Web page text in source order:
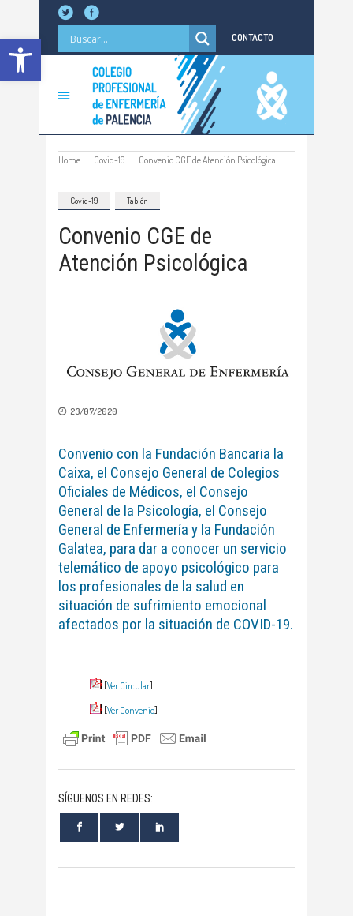
Abrir barra de herramientas CONTACTO
Home Covid-19 Convenio CGE de Atención Psicológica
Covid-19 Tablón
Convenio CGE de
Atención Psicológica
23/07/2020
Convenio con la Fundación Bancaria la
Caixa, el Consejo General de Colegios
Oficiales de Médicos, el Consejo
General de la Psicología, el Consejo
General de Enfermería y la Fundación
Galatea, para dar a conocer un servicio
telemático de apoyo psicológico para
los profesionales de la salud en
situación de sufrimiento emocional
afectados por la situación de COVID-19.
[Ver Circular]
[Ver Convenio]
SÍGUENOS EN REDES: